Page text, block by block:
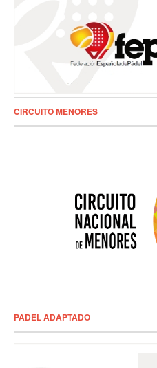
CIRCUITO MENORES
PADEL ADAPTADO